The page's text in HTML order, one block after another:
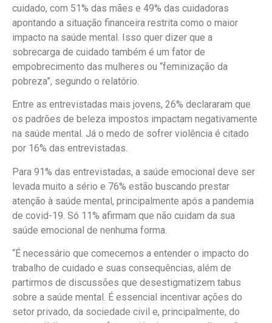
cuidado, com 51% das mães e 49% das cuidadoras
apontando a situação financeira restrita como o maior
impacto na saúde mental. Isso quer dizer que a
sobrecarga de cuidado também é um fator de
empobrecimento das mulheres ou “feminização da
pobreza”, segundo o relatório.
Entre as entrevistadas mais jovens, 26% declararam que
os padrões de beleza impostos impactam negativamente
na saúde mental. Já o medo de sofrer violência é citado
por 16% das entrevistadas.
Para 91% das entrevistadas, a saúde emocional deve ser
levada muito a sério e 76% estão buscando prestar
atenção à saúde mental, principalmente após a pandemia
de covid-19. Só 11% afirmam que não cuidam da sua
saúde emocional de nenhuma forma.
“É necessário que comecemos a entender o impacto do
trabalho de cuidado e suas consequências, além de
partirmos de discussões que desestigmatizem tabus
sobre a saúde mental. É essencial incentivar ações do
setor privado, da sociedade civil e, principalmente, do